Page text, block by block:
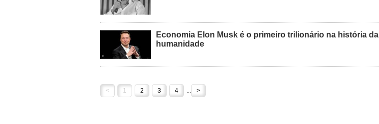
Economia Elon Musk é o primeiro trilionário na história da
humanidade
< 1 2 3 4 >